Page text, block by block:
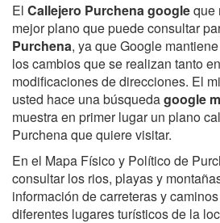
El Callejero Purchena googleque
mejor plano que puede consultar
Purchena, ya que Google
los cambios que se realizan tanto
modificaciones de direcciones. El
usted hace una búsquedagoogle
muestra en primer lugar un plano
Purchena que quiere visitar.
En el Mapa Físico y Político de
consultar los rios, playas y
información de carreteras y
diferentes lugares turísticos de la